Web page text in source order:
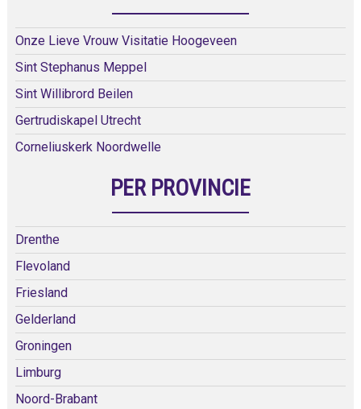
Onze Lieve Vrouw Visitatie Hoogeveen
Sint Stephanus Meppel
Sint Willibrord Beilen
Gertrudiskapel Utrecht
Corneliuskerk Noordwelle
PER PROVINCIE
Drenthe
Flevoland
Friesland
Gelderland
Groningen
Limburg
Noord-Brabant